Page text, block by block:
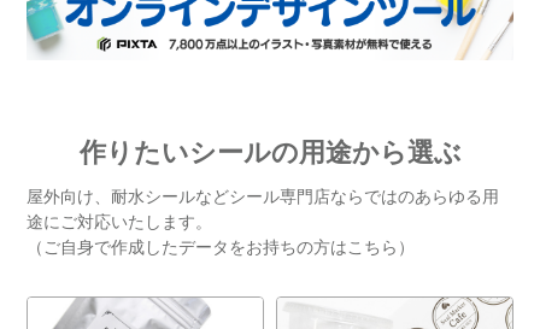
作りたいシールの用途から選ぶ
屋外向け、耐水シールなどシール専門店ならではのあらゆる用
途にご対応いたします。
（ご自身で作成したデータをお持ちの方はこちら）